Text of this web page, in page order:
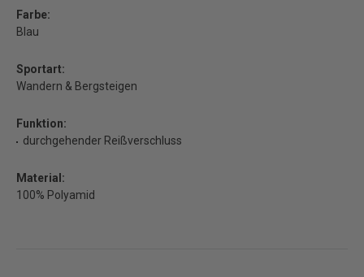
Farbe:
Blau
Sportart:
Wandern & Bergsteigen
Funktion:
durchgehender Reißverschluss
Material:
100% Polyamid